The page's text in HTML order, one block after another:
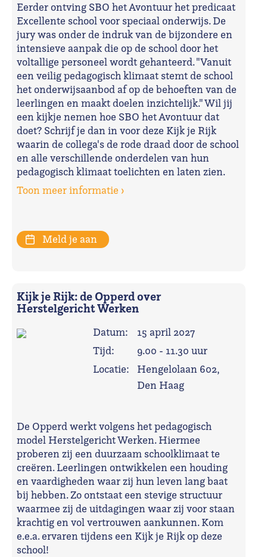
Eerder ontving SBO het Avontuur het predicaat
Excellente school voor speciaal onderwijs. De
jury was onder de indruk van de bijzondere en
intensieve aanpak die op de school door het
voltallige personeel wordt gehanteerd. "Vanuit
een veilig pedagogisch klimaat stemt de school
het onderwijsaanbod af op de behoeften van de
leerlingen en maakt doelen inzichtelijk." Wil jij
een kijkje nemen hoe SBO het Avontuur dat
doet? Schrijf je dan in voor deze Kijk je Rijk
waarin de collega's de rode draad door de school
en alle verschillende onderdelen van hun
pedagogisch klimaat toelichten en laten zien.
Toon meer informatie ›
Meld je aan
Kijk je Rijk: de Opperd over
Herstelgericht Werken
Datum:
15 april 2027
Tijd:
9.00 - 11.30 uur
Locatie:
Hengelolaan 602,
Den Haag
De Opperd werkt volgens het pedagogisch
model Herstelgericht Werken. Hiermee
proberen zij een duurzaam schoolklimaat te
creëren. Leerlingen ontwikkelen een houding
en vaardigheden waar zij hun leven lang baat
bij hebben. Zo ontstaat een stevige structuur
waarmee zij de uitdagingen waar zij voor staan
krachtig en vol vertrouwen aankunnen. Kom
e.e.a. ervaren tijdens een Kijk je Rijk op deze
school!